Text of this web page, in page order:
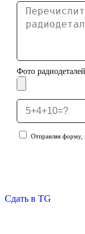
Фото
Отправляя форму,
Сдать в TG